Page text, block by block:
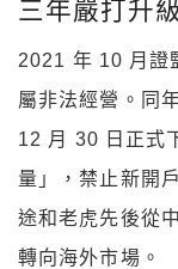
三年嚴打升
2021 年 10 月證
屬非法經營。同
12 月 30 日正式
量」，禁止新開
途和老虎先後從
轉向海外市場。